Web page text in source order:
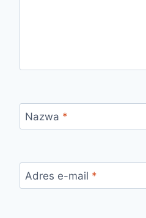
Nazwa *
Adres e-mail *